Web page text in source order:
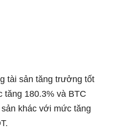
tài sản tăng trưởng tốt
tăng 180.3% và BTC
khác với mức tăng